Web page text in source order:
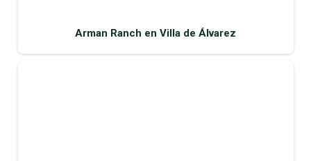
Arman Ranch en Villa de Álvarez